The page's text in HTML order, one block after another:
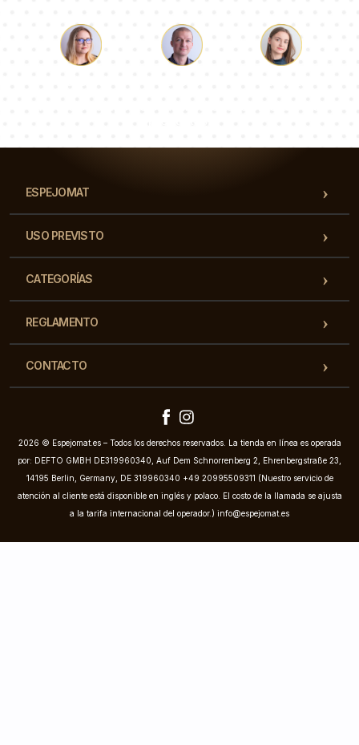
ESPEJOMAT
USO PREVISTO
CATEGORÍAS
REGLAMENTO
CONTACTO
2026 © Espejomat.es – Todos los derechos reservados. La tienda en línea es operada
por: DEFTO GMBH DE319960340, Auf Dem Schnorrenberg 2, Ehrenbergstraße 23,
14195 Berlin, Germany, DE 319960340 +49 20995509311 (Nuestro servicio de
atención al cliente está disponible en inglés y polaco. El costo de la llamada se ajusta
a la tarifa internacional del operador.) info@espejomat.es